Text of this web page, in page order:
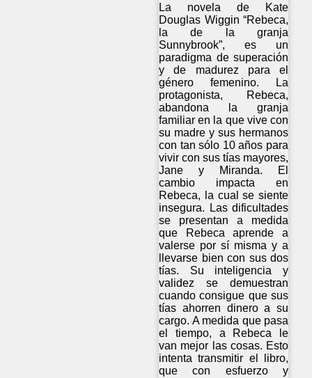
La novela de Kate
Douglas Wiggin “Rebeca,
la de la granja
Sunnybrook”, es un
paradigma de superación
y de madurez para el
género femenino. La
protagonista, Rebeca,
abandona la granja
familiar en la que vive con
su madre y sus hermanos
con tan sólo 10 años para
vivir con sus tías mayores,
Jane y Miranda. El
cambio impacta en
Rebeca, la cual se siente
insegura. Las dificultades
se presentan a medida
que Rebeca aprende a
valerse por sí misma y a
llevarse bien con sus dos
tías. Su inteligencia y
validez se demuestran
cuando consigue que sus
tías ahorren dinero a su
cargo. A medida que pasa
el tiempo, a Rebeca le
van mejor las cosas. Esto
intenta transmitir el libro,
que con esfuerzo y